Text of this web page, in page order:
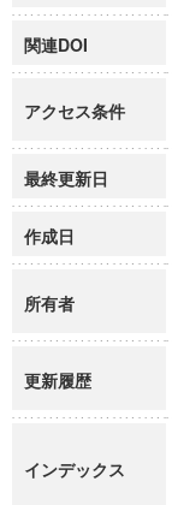
関連DOI
アクセス条件
最終更新日
作成日
所有者
更新履歴
インデックス